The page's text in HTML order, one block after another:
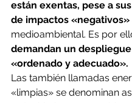
están exentas, pese a
de impactos «negativos»
medioambiental. Es por
demandan un despliegue
«ordenado y adecuado».
Las también llamadas
«limpias» se denominan